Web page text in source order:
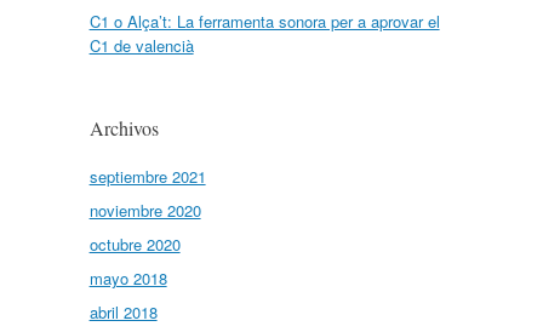
C1 o Alça’t: La ferramenta sonora per a aprovar el
C1 de valencià
Archivos
septiembre 2021
noviembre 2020
octubre 2020
mayo 2018
abril 2018